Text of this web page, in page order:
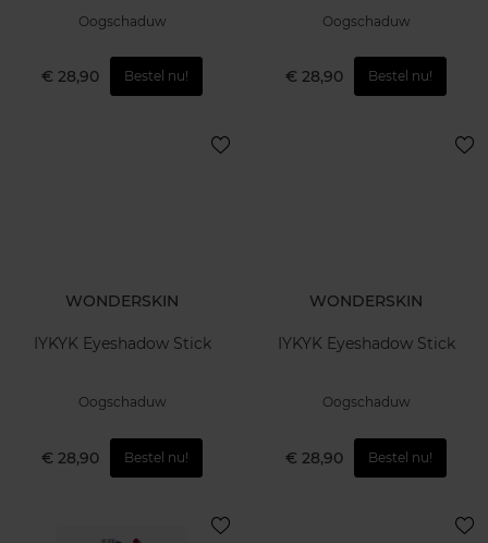
Oogschaduw
€ 28,90 Bestel nu!
Oogschaduw
€ 28,90 Bestel nu!
WONDERSKIN
IYKYK Eyeshadow Stick
Oogschaduw
€ 28,90 Bestel nu!
WONDERSKIN
IYKYK Eyeshadow Stick
Oogschaduw
€ 28,90 Bestel nu!